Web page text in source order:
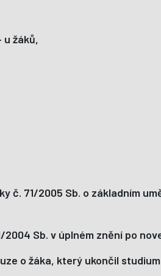
u žáků,
71/2005 Sb. o základním
Sb. v úplném znění po
o žáka, který ukončil studium